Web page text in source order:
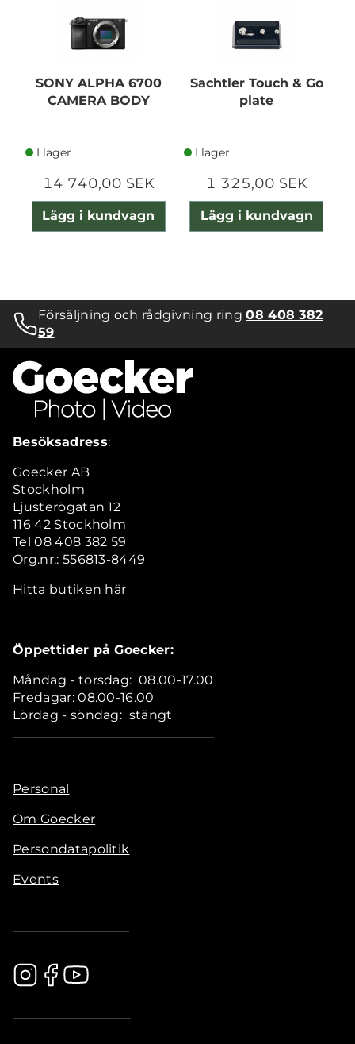
SONY ALPHA 6700
CAMERA BODY
I lager
14 740,00 SEK
Lägg i kundvagn
Sachtler Touch & Go
plate
I lager
1 325,00 SEK
Lägg i kundvagn
Försäljning och rådgivning ring08 408 382
59
Besöksadress:
Goecker AB
Stockholm
Ljusterögatan 12
116 42 Stockholm
Tel 08 408 382 59
Org.nr.: 556813-8449
Hitta butiken här
Öppettider på Goecker:
Måndag - torsdag: 08.00-17.00
Fredagar: 08.00-16.00
Lördag - söndag: stängt
Personal
Om Goecker
Persondatapolitik
Events